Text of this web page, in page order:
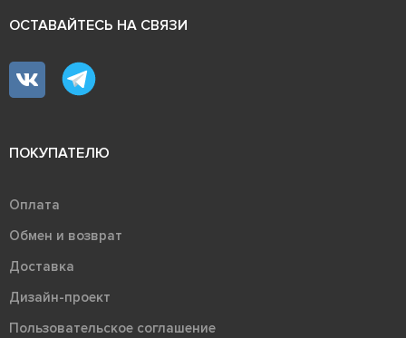
ОСТАВАЙТЕСЬ НА СВЯЗИ
ПОКУПАТЕЛЮ
Оплата
Обмен и возврат
Доставка
Дизайн-проект
Пользовательское соглашение